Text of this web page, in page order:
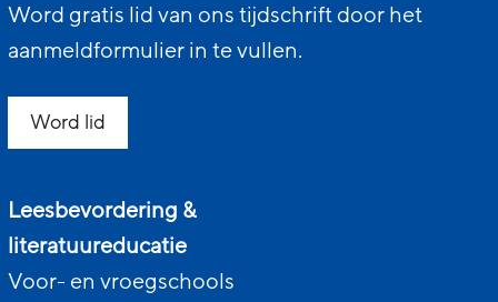
Word gratis lid van ons tijdschrift door het
aanmeldformulier in te vullen.
Word lid
Leesbevordering &
literatuureducatie
Voor- en vroegschools